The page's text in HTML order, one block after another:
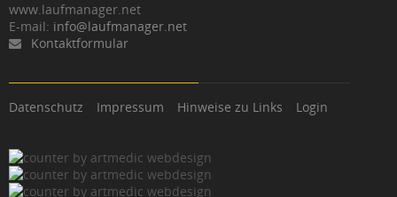
www.laufmanager.net
E-mail: info@laufmanager.net
Kontaktformular
Datenschutz Impressum Hinweise zu Links Login